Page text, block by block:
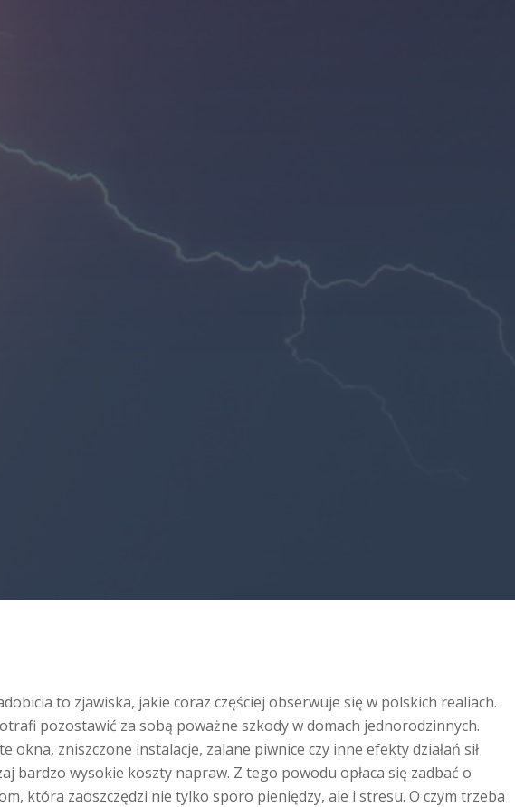
to zjawiska, jakie coraz częściej obserwuje się w polskich realiach.
pozostawić za sobą poważne szkody w domach jednorodzinnych.
okna, zniszczone instalacje, zalane piwnice czy inne efekty działań sił
bardzo wysokie koszty napraw. Z tego powodu opłaca się zadbać o
która zaoszczędzi nie tylko sporo pieniędzy, ale i stresu. O czym trzeba